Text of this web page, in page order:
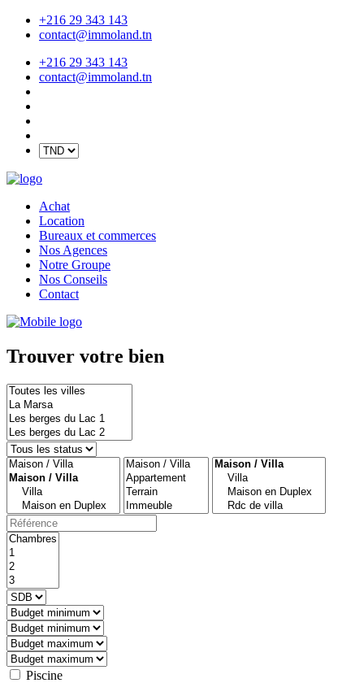
+216 29 343 143
contact@immoland.tn
+216 29 343 143
contact@immoland.tn
Achat
Location
Bureaux et commerces
Nos Agences
Notre Groupe
Nos Conseils
Contact
Trouver votre bien
Piscine